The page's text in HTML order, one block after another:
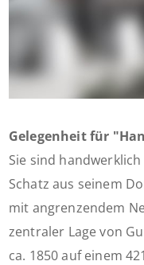
Gelegenheit für
Sie sind
Schatz aus seinem
mit angrenzendem
zentraler Lage von
ca. 1850 auf einem